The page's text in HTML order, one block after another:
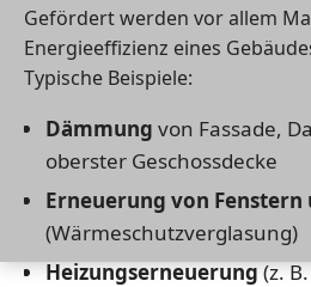
Gefördert werden vor allem
Energieeffizienz eines
Typische Beispiele:
Dämmung von Fassade,
oberster Geschossdecke
Erneuerung von
(Wärmeschutzverglasung)
Heizungserneuerung(z.